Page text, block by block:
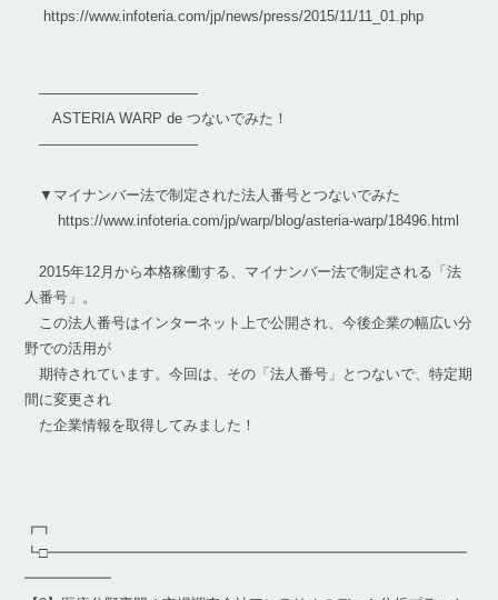
https://www.infoteria.com/jp/news/press/2015/11/11_01.php
———————————
ASTERIA WARP de つないでみた！
———————————
▼マイナンバー法で制定された法人番号とつないでみた
https://www.infoteria.com/jp/warp/blog/asteria-warp/18496.html
2015年12月から本格稼働する、マイナンバー法で制定される「法
人番号」。
この法人番号はインターネット上で公開され、今後企業の幅広い分
野での活用が
期待されています。今回は、その「法人番号」とつないで、特定期
間に変更され
た企業情報を取得してみました！
┏┓
┗□━━━━━━━━━━━━━━━━━━━━━━━━━━━━━
━━━━━━